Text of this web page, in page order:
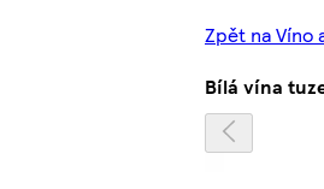
Zpět na Víno
Bílá vína